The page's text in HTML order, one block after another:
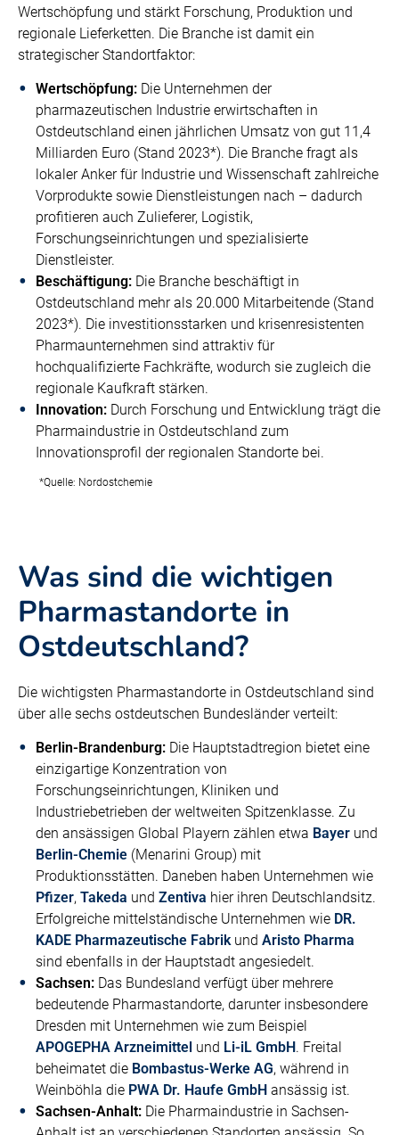
Wertschöpfung und stärkt Forschung, Produktion und
regionale Lieferketten. Die Branche ist damit ein
strategischer Standortfaktor:
Wertschöpfung: Die Unternehmen der
pharmazeutischen Industrie erwirtschaften in
Ostdeutschland einen jährlichen Umsatz von gut 11,4
Milliarden Euro (Stand 2023*). Die Branche fragt als
lokaler Anker für Industrie und Wissenschaft zahlreiche
Vorprodukte sowie Dienstleistungen nach – dadurch
profitieren auch Zulieferer, Logistik,
Forschungseinrichtungen und spezialisierte
Dienstleister.
Beschäftigung: Die Branche beschäftigt in
Ostdeutschland mehr als 20.000 Mitarbeitende (Stand
2023*). Die investitionsstarken und krisenresistenten
Pharmaunternehmen sind attraktiv für
hochqualifizierte Fachkräfte, wodurch sie zugleich die
regionale Kaufkraft stärken.
Innovation: Durch Forschung und Entwicklung trägt die
Pharmaindustrie in Ostdeutschland zum
Innovationsprofil der regionalen Standorte bei.
*Quelle: Nordostchemie
Was sind die wichtigen
Pharmastandorte in
Ostdeutschland?
Die wichtigsten Pharmastandorte in Ostdeutschland sind
über alle sechs ostdeutschen Bundesländer verteilt:
Berlin-Brandenburg: Die Hauptstadtregion bietet eine
einzigartige Konzentration von
Forschungseinrichtungen, Kliniken und
Industriebetrieben der weltweiten Spitzenklasse. Zu
den ansässigen Global Playern zählen etwa Bayer und
Berlin-Chemie (Menarini Group) mit
Produktionsstätten. Daneben haben Unternehmen wie
Pfizer,Takeda undZentiva hier ihren Deutschlandsitz.
Erfolgreiche mittelständische Unternehmen wie DR.
KADE Pharmazeutische FabrikundAristo Pharma
sind ebenfalls in der Hauptstadt angesiedelt.
Sachsen: Das Bundesland verfügt über mehrere
bedeutende Pharmastandorte, darunter insbesondere
Dresden mit Unternehmen wie zum Beispiel
APOGEPHA Arzneimittel und Li-iL GmbH. Freital
beheimatet die Bombastus-Werke AG, während in
Weinböhla die PWA Dr. Haufe GmbH ansässig ist.
Sachsen-Anhalt: Die Pharmaindustrie in Sachsen-